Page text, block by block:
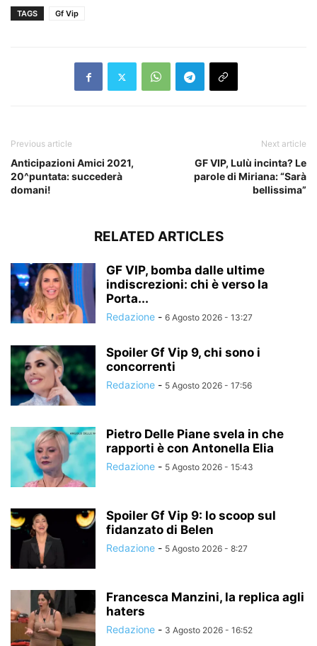
TAGS Gf Vip
Previous article
Anticipazioni Amici 2021,
20^puntata: succederà
domani!
Next article
GF VIP, Lulù incinta? Le
parole di Miriana: “Sarà
bellissima”
RELATED ARTICLES
GF VIP, bomba dalle ultime
indiscrezioni: chi è verso la
Porta...
Redazione - 6 Agosto 2026 - 13:27
Spoiler Gf Vip 9, chi sono i
concorrenti
Redazione - 5 Agosto 2026 - 17:56
Pietro Delle Piane svela in che
rapporti è con Antonella Elia
Redazione - 5 Agosto 2026 - 15:43
Spoiler Gf Vip 9: lo scoop sul
fidanzato di Belen
Redazione - 5 Agosto 2026 - 8:27
Francesca Manzini, la replica agli
haters
Redazione - 3 Agosto 2026 - 16:52